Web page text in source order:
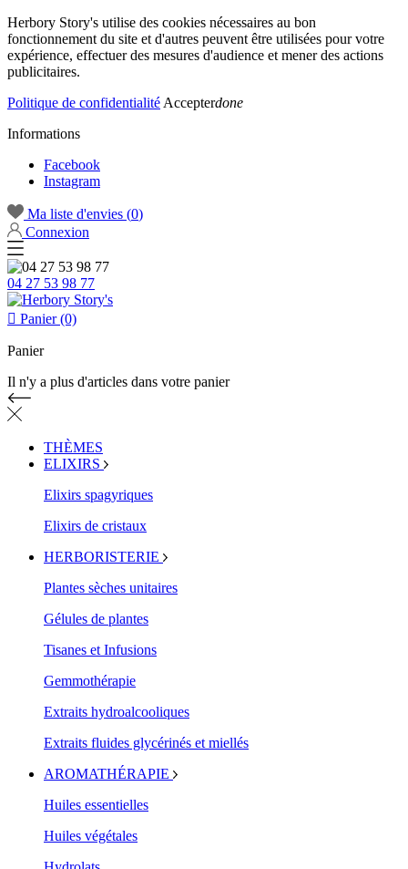
Herbory Story's utilise des cookies nécessaires au bon
fonctionnement du site et d'autres peuvent être utilisées pour votre
expérience, effectuer des mesures d'audience et mener des actions
publicitaires.
Politique de confidentialité Accepterdone
Informations
Facebook
Instagram
Ma liste d'envies (0)
Connexion
04 27 53 98 77
 Panier (0)
Panier
Il n'y a plus d'articles dans votre panier
THÈMES
ELIXIRS
Elixirs spagyriques
Elixirs de cristaux
HERBORISTERIE
Plantes sèches unitaires
Gélules de plantes
Tisanes et Infusions
Gemmothérapie
Extraits hydroalcooliques
Extraits fluides glycérinés et miellés
AROMATHÉRAPIE
Huiles essentielles
Huiles végétales